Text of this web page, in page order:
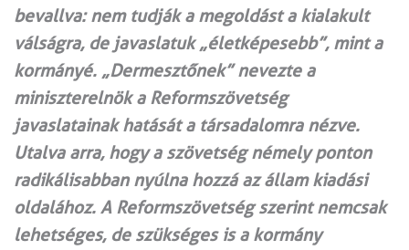
bevallva: nem tudják a megoldást a kialakult
válságra, de javaslatuk „életképesebb”, mint a
kormányé. „Dermesztőnek” nevezte a
miniszterelnök a Reformszövetség
javaslatainak hatását a társadalomra nézve.
Utalva arra, hogy a szövetség némely ponton
radikálisabban nyúlna hozzá az állam kiadási
oldalához. A Reformszövetség szerint nemcsak
lehetséges, de szükséges is a kormány